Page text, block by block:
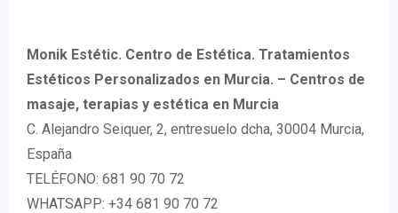
Monik Estétic. Centro de Estética. Tratamientos
Estéticos Personalizados en Murcia. – Centros de
masaje, terapias y estética en Murcia
C. Alejandro Seiquer, 2, entresuelo dcha, 30004 Murcia,
España
TELÉFONO: 681 90 70 72
WHATSAPP: +34 681 90 70 72